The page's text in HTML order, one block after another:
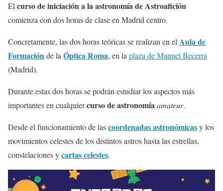
El curso de iniciación a la astronomía de Astroafición
comienza con dos horas de clase en Madrid centro.
Concretamente, las dos horas teóricas se realizan en el Aula de
Formaciónde la Óptica Roma, en la plaza de Manuel Becerra
(Madrid).
Durante estas dos horas se podrán estudiar los aspectos más
importantes en cualquiercurso de astronomíaamateur.
Desde el funcionamiento de lascoordenadas astronómicasy los
movimientos celestes de los distintos astros hasta las estrellas,
constelaciones ycartas celestes.